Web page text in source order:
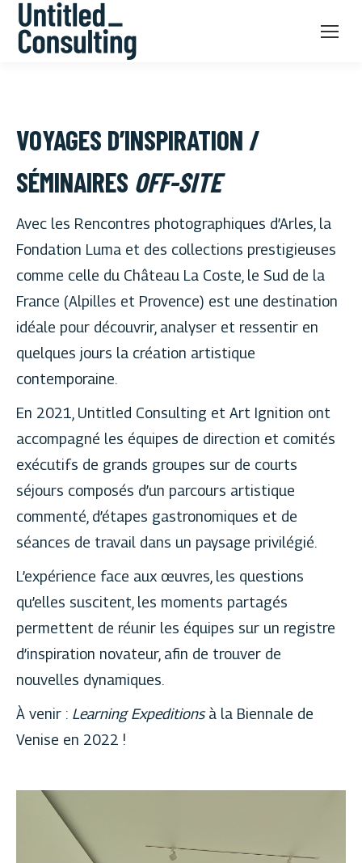
VOYAGES D’INSPIRATION /
SÉMINAIRES OFF-SITE
Avec les Rencontres photographiques d’Arles, la
Fondation Luma et des collections prestigieuses
comme celle du Château La Coste, le Sud de la
France (Alpilles et Provence) est une destination
idéale pour découvrir, analyser et ressentir en
quelques jours la création artistique
contemporaine.
En 2021, Untitled Consulting et Art Ignition ont
accompagné les équipes de direction et comités
exécutifs de grands groupes sur de courts
séjours composés d’un parcours artistique
commenté, d’étapes gastronomiques et de
séances de travail dans un paysage privilégié.
L’expérience face aux œuvres, les questions
qu’elles suscitent, les moments partagés
permettent de réunir les équipes sur un registre
d’inspiration novateur, afin de trouver de
nouvelles dynamiques.
À venir : Learning Expeditionsà la Biennale de
Venise en 2022 !